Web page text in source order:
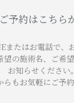
ご予約はこちら
またはお電話で、
望の施術名、ご希
お知らせください。
らもお気軽にご予約